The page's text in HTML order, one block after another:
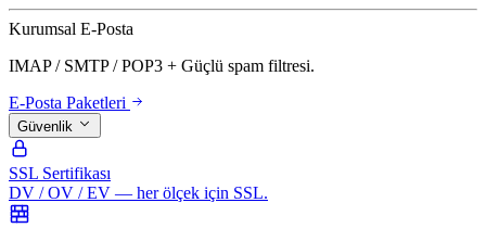
Kurumsal E-Posta
IMAP / SMTP / POP3 + Güçlü spam filtresi.
E-Posta Paketleri
Güvenlik
SSL Sertifikası
DV / OV / EV — her ölçek için SSL.